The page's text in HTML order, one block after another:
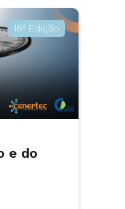
16ª Edição
e do